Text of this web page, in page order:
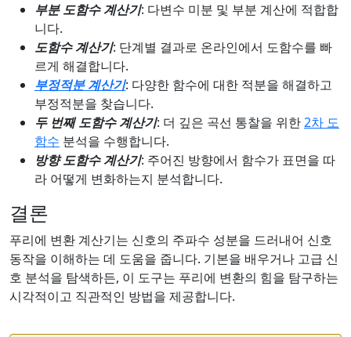
부분 도함수 계산기: 다변수 미분 및 부분 계산에 적합합
니다.
도함수 계산기: 단계별 결과로 온라인에서 도함수를 빠
르게 해결합니다.
부정적분 계산기: 다양한 함수에 대한 적분을 해결하고
부정적분을 찾습니다.
두 번째 도함수 계산기: 더 깊은 곡선 통찰을 위한2차 도
함수 분석을 수행합니다.
방향 도함수 계산기: 주어진 방향에서 함수가 표면을 따
라 어떻게 변화하는지 분석합니다.
결론
푸리에 변환 계산기는 신호의 주파수 성분을 드러내어 신호
동작을 이해하는 데 도움을 줍니다. 기본을 배우거나 고급 신
호 분석을 탐색하든, 이 도구는 푸리에 변환의 힘을 탐구하는
시각적이고 직관적인 방법을 제공합니다.